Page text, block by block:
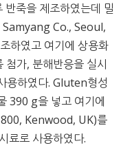
죽을 제조하였는데 밀
Samyang Co., Seoul,
하였고 여기에 상용화
가, 분해반응을 실시
용하였다. Gluten형성
390 g을 넣고 여기에
Kenwood, UK)를
료로 사용하였다.